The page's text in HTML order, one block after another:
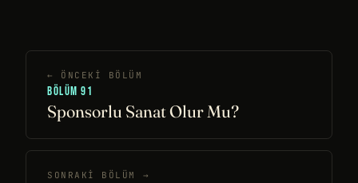
← ÖNCEKI BÖLÜM
BÖLÜM 91
Sponsorlu Sanat Olur Mu?
SONRAKI BÖLÜM →